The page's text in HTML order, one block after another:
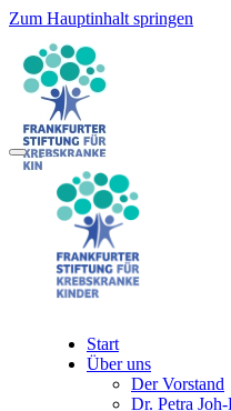
Zum Hauptinhalt springen
Start
Über uns
Der Vorstand
Dr. Petra